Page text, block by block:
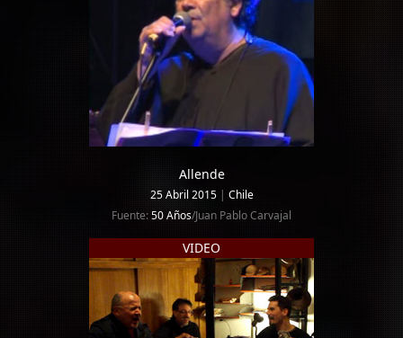
Allende
25 Abril 2015 | Chile
Fuente:50 Años/Juan Pablo Carvajal
VIDEO